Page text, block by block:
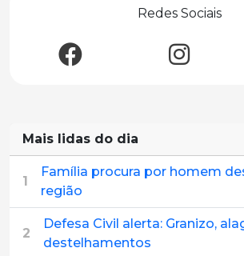
Redes Sociais
Mais lidas do dia
1
Família procura por homem
região
2
Defesa Civil alerta: Granizo,
destelhamentos